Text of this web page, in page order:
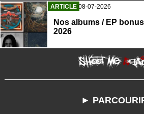
ARTICLE 08-07-2026
Nos albums / EP
2026
►